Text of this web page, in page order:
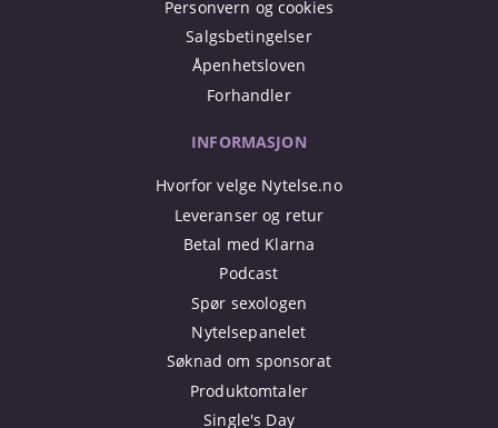
Personvern og cookies
Salgsbetingelser
Åpenhetsloven
Forhandler
INFORMASJON
Hvorfor velge Nytelse.no
Leveranser og retur
Betal med Klarna
Podcast
Spør sexologen
Nytelsepanelet
Søknad om sponsorat
Produktomtaler
Single's Day